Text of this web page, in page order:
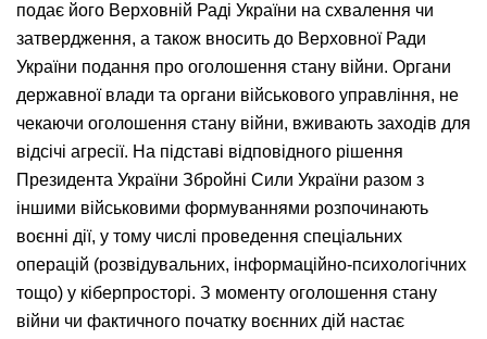
подає його Верховній Раді України на схвалення чи
затвердження, а також вносить до Верховної Ради
України подання про оголошення стану війни. Органи
державної влади та органи військового управління, не
чекаючи оголошення стану війни, вживають заходів для
відсічі агресії. На підставі відповідного рішення
Президента України Збройні Сили України разом з
іншими військовими формуваннями розпочинають
воєнні дії, у тому числі проведення спеціальних
операцій (розвідувальних, інформаційно-психологічних
тощо) у кіберпросторі. З моменту оголошення стану
війни чи фактичного початку воєнних дій настає